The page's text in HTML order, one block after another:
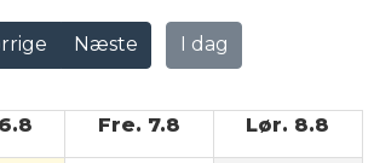
Næste I dag
Fre. 7.8 Lør. 8.8